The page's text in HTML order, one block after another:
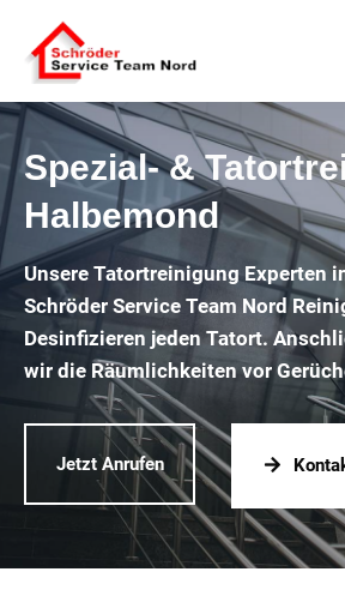
Spezial- &
Halbemond
Unsere Tatortreinigung Experten
Schröder Service Team Nord
Desinfizieren jeden Tatort.
wir die Räumlichkeiten vor
Jetzt Anrufen